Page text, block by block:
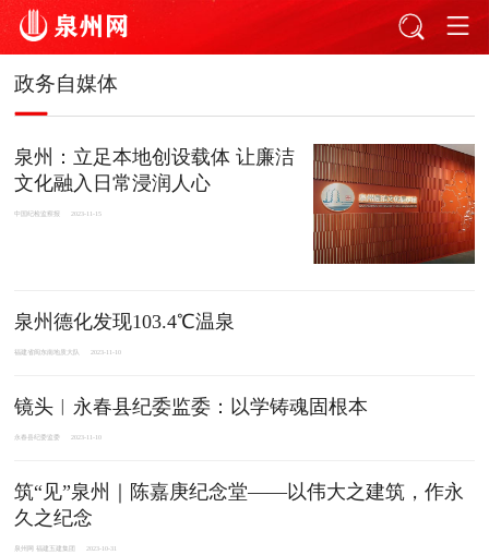
政务自媒体
泉州：立足本地创设载体 让廉洁
文化融入日常浸润人心
中国纪检监察报 2023-11-15
泉州德化发现103.4℃温泉
福建省闽东南地质大队 2023-11-10
镜头︱永春县纪委监委：以学铸魂固根本
永春县纪委监委 2023-11-10
筑“见”泉州｜陈嘉庚纪念堂——以伟大之建筑，作永
久之纪念
泉州网 福建五建集团 2023-10-31